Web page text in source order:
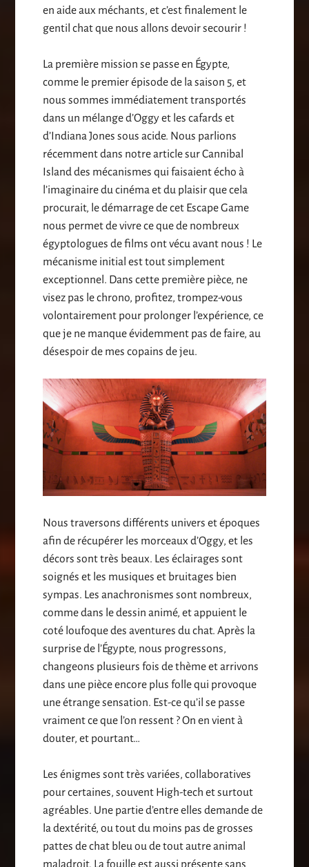
en aide aux méchants, et c’est finalement le
gentil chat que nous allons devoir secourir !
La première mission se passe en Égypte,
comme le premier épisode de la saison 5, et
nous sommes immédiatement transportés
dans un mélange d’Oggy et les cafards et
d’Indiana Jones sous acide. Nous parlions
récemment dans notre article sur Cannibal
Island des mécanismes qui faisaient écho à
l’imaginaire du cinéma et du plaisir que cela
procurait, le démarrage de cet Escape Game
nous permet de vivre ce que de nombreux
égyptologues de films ont vécu avant nous ! Le
mécanisme initial est tout simplement
exceptionnel. Dans cette première pièce, ne
visez pas le chrono, profitez, trompez-vous
volontairement pour prolonger l’expérience, ce
que je ne manque évidemment pas de faire, au
désespoir de mes copains de jeu.
Nous traversons différents univers et époques
afin de récupérer les morceaux d’Oggy, et les
décors sont très beaux. Les éclairages sont
soignés et les musiques et bruitages bien
sympas. Les anachronismes sont nombreux,
comme dans le dessin animé, et appuient le
coté loufoque des aventures du chat. Après la
surprise de l’Égypte, nous progressons,
changeons plusieurs fois de thème et arrivons
dans une pièce encore plus folle qui provoque
une étrange sensation. Est-ce qu’il se passe
vraiment ce que l’on ressent ? On en vient à
douter, et pourtant…
Les énigmes sont très variées, collaboratives
pour certaines, souvent High-tech et surtout
agréables. Une partie d’entre elles demande de
la dextérité, ou tout du moins pas de grosses
pattes de chat bleu ou de tout autre animal
maladroit. La fouille est aussi présente sans